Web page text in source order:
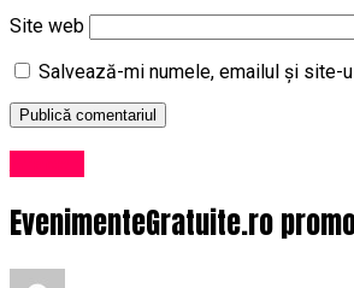
Site web
Salvează-mi numele, emailul și site-
EvenimenteGratuite.ro